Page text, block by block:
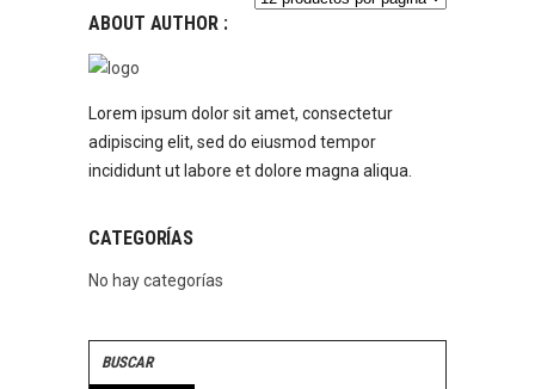
ABOUT AUTHOR :
Lorem ipsum dolor sit amet, consectetur
adipiscing elit, sed do eiusmod tempor
incididunt ut labore et dolore magna aliqua.
CATEGORÍAS
No hay categorías
Search
for: